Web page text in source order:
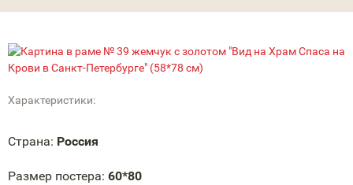
Характеристики:
Страна: Россия
Размер постера: 60*80